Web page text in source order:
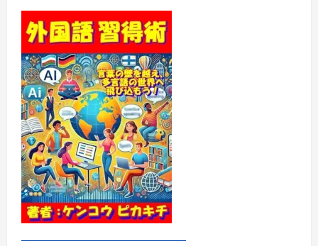
を
お
さ
ら
い
し
て
話
せ
る
よ
う
に
な
る
本
に
つ
い
て
さ
ら
に
読